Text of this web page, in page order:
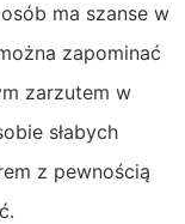
ma szanse w
zapominać
zarzutem w
słabych
z pewnością